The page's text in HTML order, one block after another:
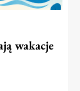
wakacje